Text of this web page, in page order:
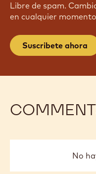
Libre de spam.
en cualquier
Suscribete ahora
No